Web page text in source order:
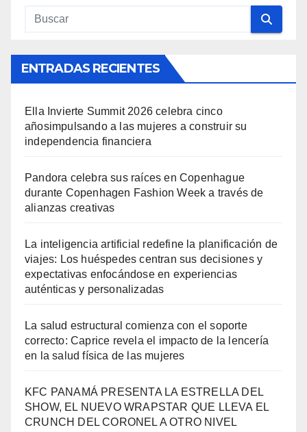
ENTRADAS RECIENTES
Ella Invierte Summit 2026 celebra cinco
añosimpulsando a las mujeres a construir su
independencia financiera
Pandora celebra sus raíces en Copenhague
durante Copenhagen Fashion Week a través de
alianzas creativas
La inteligencia artificial redefine la planificación de
viajes: Los huéspedes centran sus decisiones y
expectativas enfocándose en experiencias
auténticas y personalizadas
La salud estructural comienza con el soporte
correcto: Caprice revela el impacto de la lencería
en la salud física de las mujeres
KFC PANAMÁ PRESENTA LA ESTRELLA DEL
SHOW, EL NUEVO WRAPSTAR QUE LLEVA EL
CRUNCH DEL CORONEL A OTRO NIVEL